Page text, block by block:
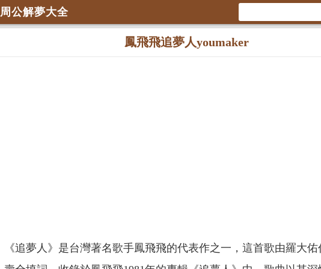
周公解夢大全
鳳飛飛追夢人youmaker
《追夢人》是台灣著名歌手鳳飛飛的代表作之一，這首歌由羅大